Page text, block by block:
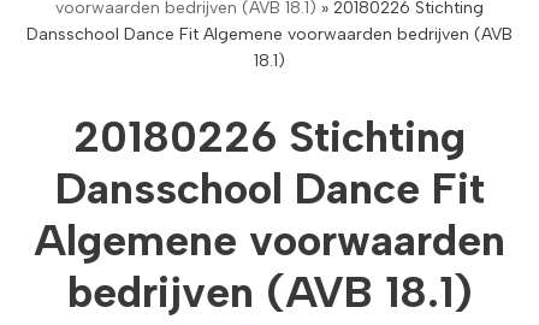
voorwaarden bedrijven (AVB 18.1) » 20180226 Stichting
Dansschool Dance Fit Algemene voorwaarden bedrijven (AVB
18.1)
20180226 Stichting
Dansschool Dance Fit
Algemene voorwaarden
bedrijven (AVB 18.1)